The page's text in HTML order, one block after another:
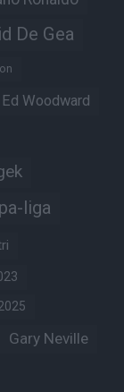
De Gea
Ed Woodward
liga
Gary Neville